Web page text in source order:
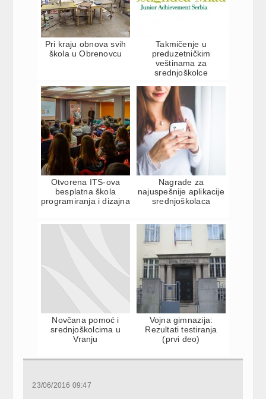
Pri kraju obnova svih
škola u Obrenovcu
Takmičenje u
preduzetničkim
veštinama za
srednjoškolce
Otvorena ITS-ova
besplatna škola
programiranja i dizajna
Nagrade za
najuspešnije aplikacije
srednjoškolaca
Novčana pomoć i
srednjoškolcima u
Vranju
Vojna gimnazija:
Rezultati testiranja
(prvi deo)
23/06/2016 09:47